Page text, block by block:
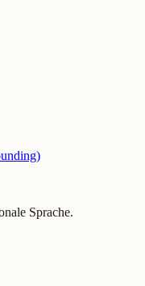
Sprache.